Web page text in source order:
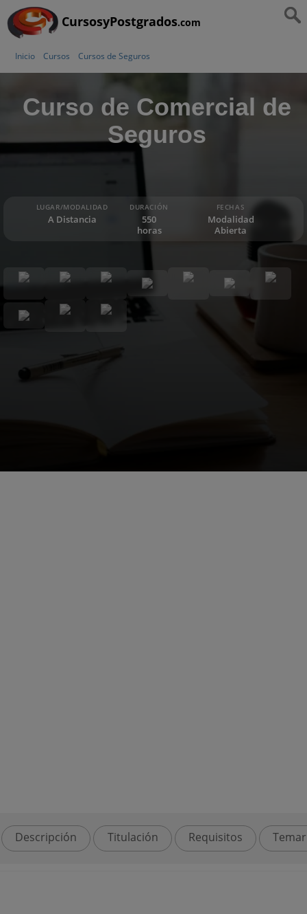
CursosyPostgrados.com
Inicio Cursos Cursos de Seguros
Curso de Comercial de
Seguros
LUGAR/MODALIDAD
A Distancia
DURACIÓN
550
horas
FECHAS
Modalidad
Abierta
Descripción Titulación Requisitos